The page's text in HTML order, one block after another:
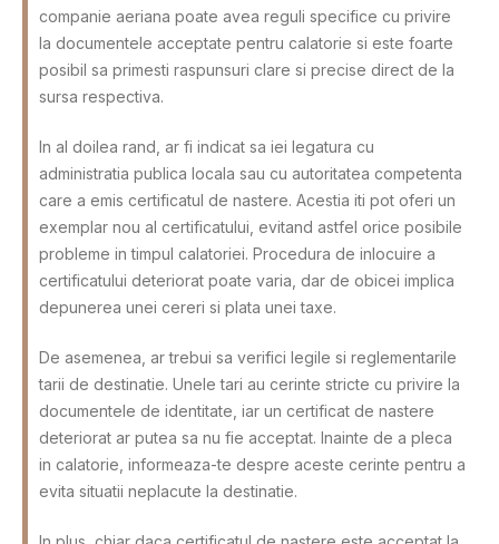
companie aeriana poate avea reguli specifice cu privire
la documentele acceptate pentru calatorie si este foarte
posibil sa primesti raspunsuri clare si precise direct de la
sursa respectiva.
In al doilea rand, ar fi indicat sa iei legatura cu
administratia publica locala sau cu autoritatea competenta
care a emis certificatul de nastere. Acestia iti pot oferi un
exemplar nou al certificatului, evitand astfel orice posibile
probleme in timpul calatoriei. Procedura de inlocuire a
certificatului deteriorat poate varia, dar de obicei implica
depunerea unei cereri si plata unei taxe.
De asemenea, ar trebui sa verifici legile si reglementarile
tarii de destinatie. Unele tari au cerinte stricte cu privire la
documentele de identitate, iar un certificat de nastere
deteriorat ar putea sa nu fie acceptat. Inainte de a pleca
in calatorie, informeaza-te despre aceste cerinte pentru a
evita situatii neplacute la destinatie.